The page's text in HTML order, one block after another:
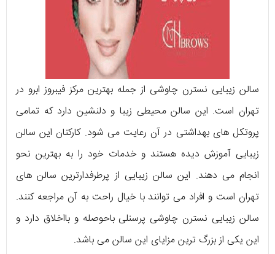
سالن زیبایی نسترن چاوشی از جمله بهترین مرکز فیبروز ابرو در
تهران است. این سالن محیطی زیبا و دلنشین دارد که تمامی
پروتکل های بهداشتی در آن رعایت می شود. کارکنان این سالن
زیبایی آموزش دیده هستند و خدمات خود را به بهترین نحو
انجام می دهند. این سالن زیبایی از پرطرفدارترین سالن های
تهران است و افراد می توانند با خیال راحت به آن مراجعه کنند.
سالن زیبایی نسترن چاوشی پرسنلی باحوصله و بااخلاق دارد و
این یکی از بزرگ ترین مزایای این سالن می باشد.